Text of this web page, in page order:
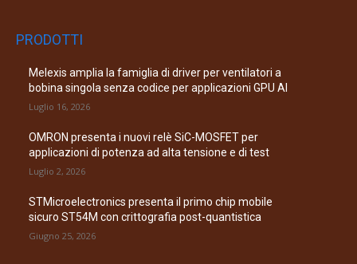
PRODOTTI
Melexis amplia la famiglia di driver per ventilatori a
bobina singola senza codice per applicazioni GPU AI
Luglio 16, 2026
OMRON presenta i nuovi relè SiC-MOSFET per
applicazioni di potenza ad alta tensione e di test
Luglio 2, 2026
STMicroelectronics presenta il primo chip mobile
sicuro ST54M con crittografia post-quantistica
Giugno 25, 2026